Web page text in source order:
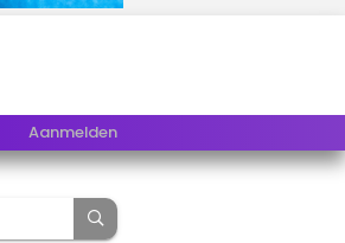
Aanmelden